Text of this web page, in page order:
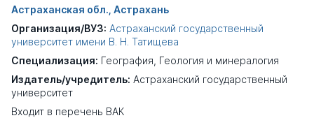
Астраханская обл., Астрахань
Организация/ВУЗ: Астраханский государственный
университет имени В. Н. Татищева
Специализация: География Геология и минералогия
Издатель/учредитель: Астраханский государственный
университет
Входит в перечень ВАК